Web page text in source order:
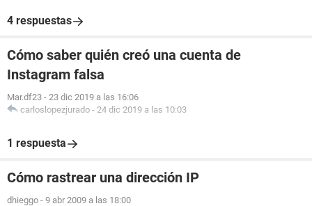
4 respuestas
Cómo saber quién creó una cuenta de
Instagram falsa
Mar.df23 - 23 dic 2019 a las 16:06
carloslopezjurado - 24 dic 2019 a las 10:03
1 respuesta
Cómo rastrear una dirección IP
dhieggo - 9 abr 2009 a las 18:00